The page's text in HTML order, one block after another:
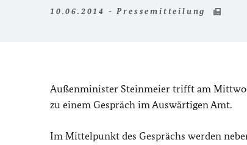
10.06.2014 - Pressemitteilung
Außenminister Steinmeier trifft am
zu einem Gespräch im Auswärtigen Amt.
Im Mittelpunkt des Gesprächs werden